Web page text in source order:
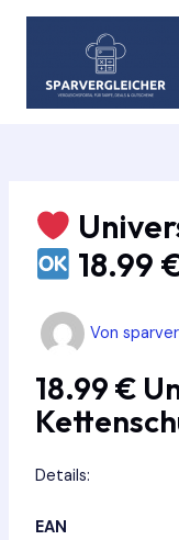
Zum
18.99
Von
18.99 €
Details:
EAN